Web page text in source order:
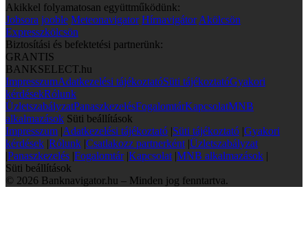
Akikkel folyamatosan együttműködünk:
Jobsora jooble Meteonavigator Hírnavigátor Akölcsön
Expresszkölcsön
Biztosítási és befektetési partnerünk:
GRANTIS
BANKSELECT.hu
ImpresszumAdatkezelési tájékoztatóSüti tájékoztatóGyakori
kérdésekRólunk
ÜzletszabályzatPanaszkezelésFogalomtárKapcsolatMNB
alkalmazások Süti beállítások
Impresszum |Adatkezelési tájékoztató |Süti tájékoztató |Gyakori
kérdések |Rólunk |Csatlakozz partnerként |Üzletszabályzat
|Panaszkezelés |Fogalomtár |Kapcsolat |MNB alkalmazások |
Süti beállítások
© 2026 Banknavigator.hu – Minden jog fenntartva.